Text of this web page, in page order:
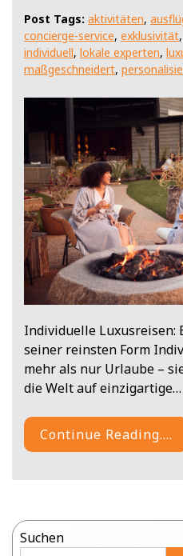
Post Tags: aktivitäten,
concierge-service, exklusivität,
individuell, lokale experten,
maßgeschneidert,
Individuelle Luxusreisen:
seiner reinsten Form
mehr als nur Urlaube –
die Welt auf einzigartige…
Continue Reading....
Suchen